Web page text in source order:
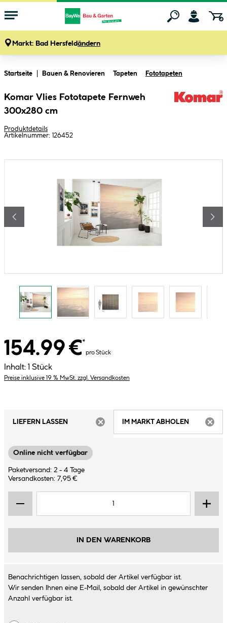
Markt: Bad Hersfeldändern
Startseite Bauen & Renovieren Tapeten Fototapeten
Komar Vlies Fototapete Fernweh
300x280 cm
Produktdetails
Artikelnummer: 126452
154.99 €*
pro Stück
Inhalt: 1 Stück
Preise inklusive 19 % MwSt. zzgl. Versandkosten
LIEFERN LASSEN
IM MARKT ABHOLEN
Online nicht verfügbar
Paketversand: 2 - 4 Tage
Versandkosten: 7,95 €
IN DEN WARENKORB
Benachrichtigen lassen, sobald der Artikel verfügbar ist.
Wir senden Ihnen eine E-Mail, sobald der Artikel in gewünschter
Anzahl verfügbar ist.